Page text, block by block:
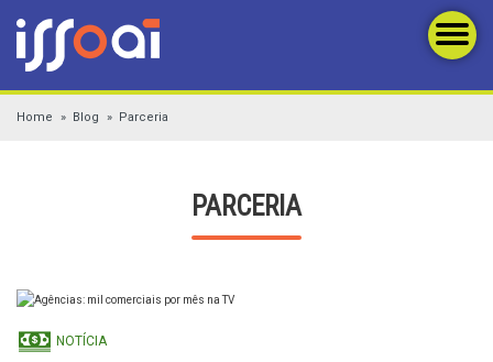
Home Blog Parceria
PARCERIA
NOTÍCIA